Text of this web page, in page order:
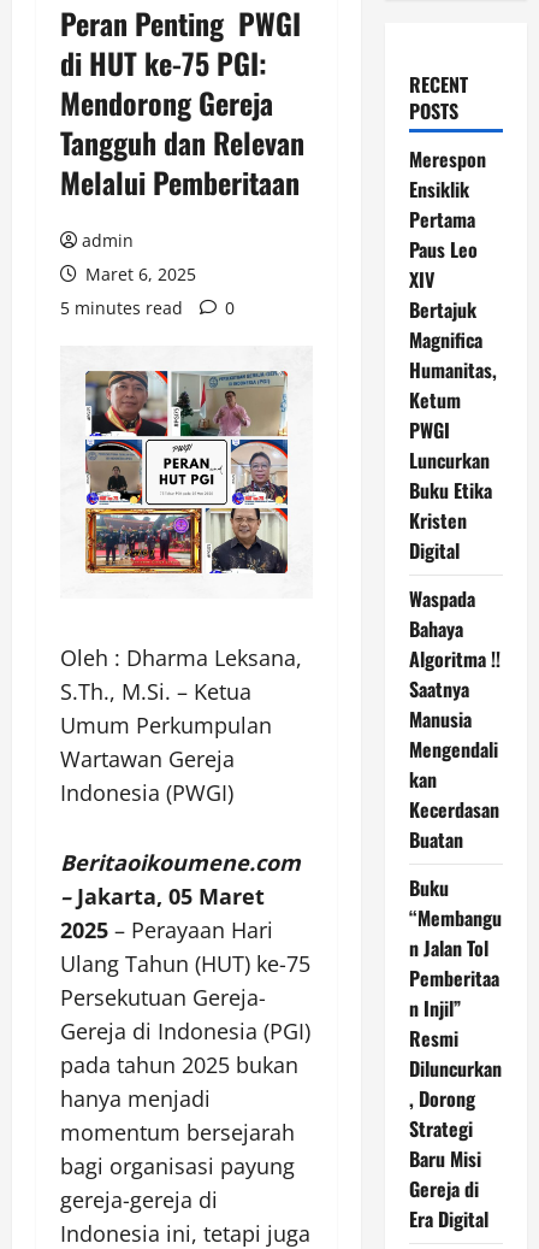
Peran Penting PWGI
di HUT ke-75 PGI:
Mendorong Gereja
Tangguh dan Relevan
Melalui Pemberitaan
admin
Maret 6, 2025
5 minutes read
0
Oleh : Dharma Leksana,
S.Th., M.Si. – Ketua
Umum Perkumpulan
Wartawan Gereja
Indonesia (PWGI)
Beritaoikoumene.com
– Jakarta, 05 Maret
2025 – Perayaan Hari
Ulang Tahun (HUT) ke-75
Persekutuan Gereja-
Gereja di Indonesia (PGI)
pada tahun 2025 bukan
hanya menjadi
momentum bersejarah
bagi organisasi payung
gereja-gereja di
Indonesia ini, tetapi juga
RECENT
POSTS
Merespon
Ensiklik
Pertama
Paus Leo
XIV
Bertajuk
Magnifica
Humanitas,
Ketum
PWGI
Luncurkan
Buku Etika
Kristen
Digital
Waspada
Bahaya
Algoritma !!
Saatnya
Manusia
Mengendali
kan
Kecerdasan
Buatan
Buku
“Membangu
n Jalan Tol
Pemberitaa
n Injil”
Resmi
Diluncurkan
, Dorong
Strategi
Baru Misi
Gereja di
Era Digital